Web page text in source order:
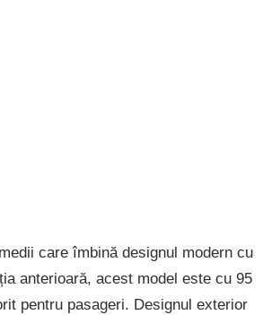
care îmbină designul modern cu
anterioară, acest model este cu 95
pentru pasageri. Designul exterior